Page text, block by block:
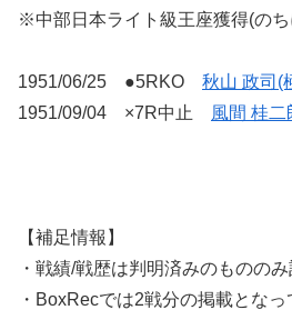
※中部日本ライト級王座獲得(の
1951/06/25 ●5RKO 秋山 政司(
1951/09/04 ×7R中止
風間 桂
【補足情報】
・戦績/戦歴は判明済みのもののみ
・BoxRecでは2戦分の掲載とな